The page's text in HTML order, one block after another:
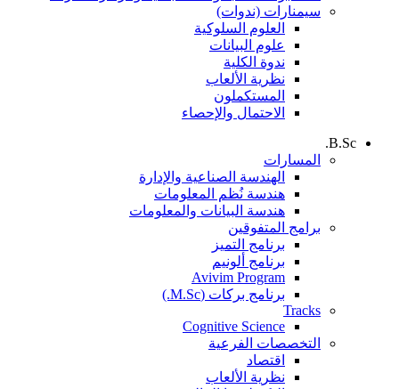
سيمنارات (ندوات)
العلوم السلوكية
علوم البيانات
ندوة الكلية
نظرية الألعاب
المستكملون
الاحتمال والإحصاء
B.Sc.
المسارات
الهندسة الصناعية والإدارة
هندسة نُظم المعلومات
هندسة البيانات والمعلومات
برامج المتفوقين
برنامج التميز
برنامج ألونيم
Avivim Program
برنامج بركات (M.Sc.)
Tracks
Cognitive Science
التخصصات الفرعية
اقتصاد
نظرية الألعاب